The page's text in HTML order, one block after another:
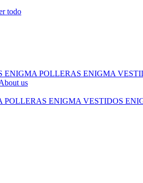
todo
ENIGMA POLLERAS ENIGMA
us
POLLERAS ENIGMA VESTIDOS